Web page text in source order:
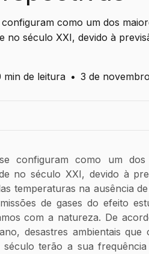
como um dos
no século XXI, devido à
min de leitura • 3 de
configuram como um dos
no século XXI, devido à
temperaturas na ausência de
de gases do efeito
com a natureza. De
desastres ambientais que
terão a sua frequência